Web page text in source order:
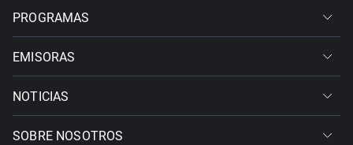
PROGRAMAS
EMISORAS
NOTICIAS
SOBRE NOSOTROS